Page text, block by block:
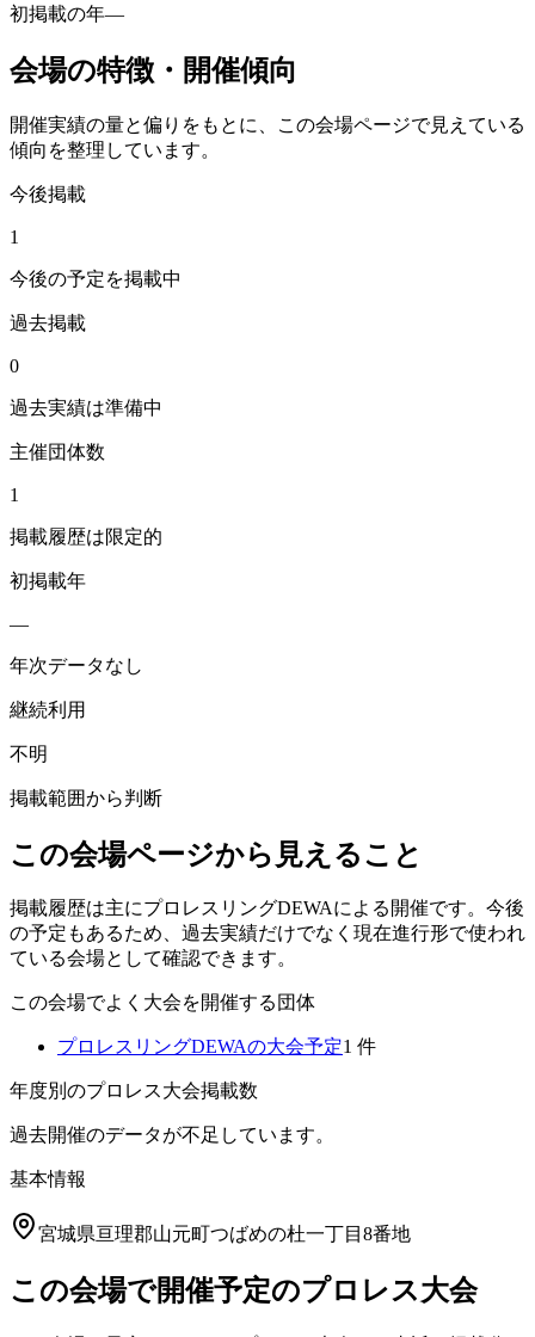
初掲載の年—
会場の特徴・開催傾向
開催実績の量と偏りをもとに、この会場ページで見えている
傾向を整理しています。
今後掲載
1
今後の予定を掲載中
過去掲載
0
過去実績は準備中
主催団体数
1
掲載履歴は限定的
初掲載年
—
年次データなし
継続利用
不明
掲載範囲から判断
この会場ページから見えること
掲載履歴は主にプロレスリングDEWAによる開催です。今後
の予定もあるため、過去実績だけでなく現在進行形で使われ
ている会場として確認できます。
この会場でよく大会を開催する団体
プロレスリングDEWAの大会予定1 件
年度別のプロレス大会掲載数
過去開催のデータが不足しています。
基本情報
宮城県亘理郡山元町つばめの杜一丁目8番地
この会場で開催予定のプロレス大会